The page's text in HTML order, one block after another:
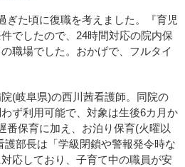
ぎた頃に復職を考えました。『育児
でしたので、24時間対応の院内保
職場でした。おかげで、フルタイ
(岐阜県)の西川茜看護師。同院の
ず利用可能で、対象は生後6カ月か
番保育に加え、お泊り保育(火曜以
部長は「学級閉鎖や警報発令時な
応しており、子育て中の職員が安